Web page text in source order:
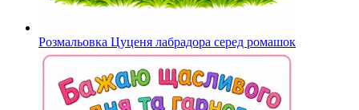
Розмальовка Цуценя лабрадора серед ромашок